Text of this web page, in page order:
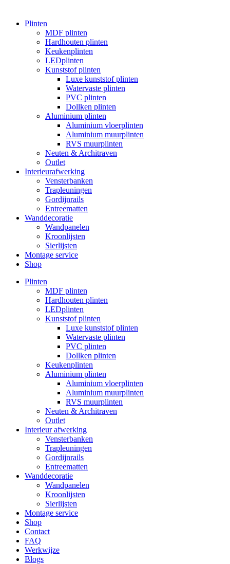
Plinten
MDF plinten
Hardhouten plinten
Keukenplinten
LEDplinten
Kunststof plinten
Luxe kunststof plinten
Watervaste plinten
PVC plinten
Dollken plinten
Aluminium plinten
Aluminium vloerplinten
Aluminium muurplinten
RVS muurplinten
Neuten & Architraven
Outlet
Interieurafwerking
Vensterbanken
Trapleuningen
Gordijnrails
Entreematten
Wanddecoratie
Wandpanelen
Kroonlijsten
Sierlijsten
Montage service
Shop
Plinten
MDF plinten
Hardhouten plinten
LEDplinten
Kunststof plinten
Luxe kunststof plinten
Watervaste plinten
PVC plinten
Dollken plinten
Keukenplinten
Aluminium plinten
Aluminium vloerplinten
Aluminium muurplinten
RVS muurplinten
Neuten & Architraven
Outlet
Interieur afwerking
Vensterbanken
Trapleuningen
Gordijnrails
Entreematten
Wanddecoratie
Wandpanelen
Kroonlijsten
Sierlijsten
Montage service
Shop
Contact
FAQ
Werkwijze
Blogs